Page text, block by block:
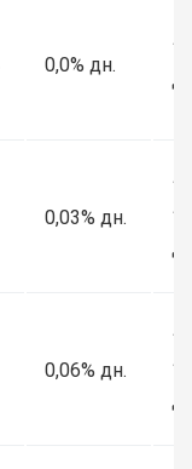
0,0% дн.
0,03% дн.
0,06% дн.
1